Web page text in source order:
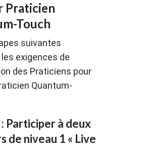
Praticien
Touch
suivantes
exigences de
des Praticiens pour
Quantum-
Participer à deux
de niveau 1 « Live